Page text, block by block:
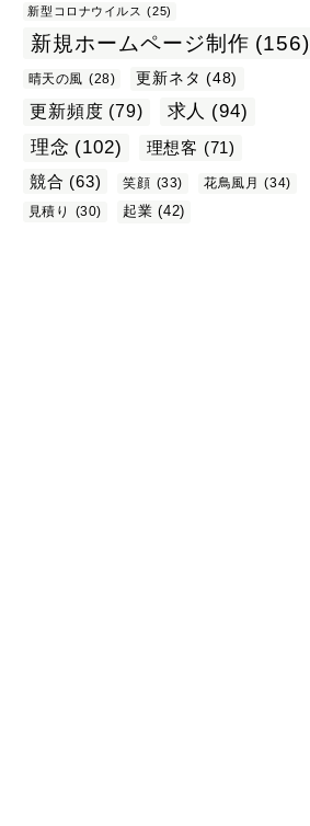
新型コロナウイルス (25)
新規ホームページ制作 (156)
晴天の風 (28) 更新ネタ (48)
更新頻度 (79) 求人 (94)
理念 (102) 理想客 (71)
競合 (63) 笑顔 (33) 花鳥風月 (34)
見積り
(30) 起業 (42)